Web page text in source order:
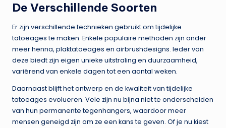
De Verschillende Soorten
Er zijn verschillende technieken gebruikt om tijdelijke
tatoeages te maken. Enkele populaire methoden zijn onder
meer henna, plaktatoeages en airbrushdesigns. Ieder van
deze biedt zijn eigen unieke uitstraling en duurzaamheid,
variërend van enkele dagen tot een aantal weken.
Daarnaast blijft het ontwerp en de kwaliteit van tijdelijke
tatoeages evolueren. Vele zijn nu bijna niet te onderscheiden
van hun permanente tegenhangers, waardoor meer
mensen geneigd zijn om ze een kans te geven. Of je nu kiest